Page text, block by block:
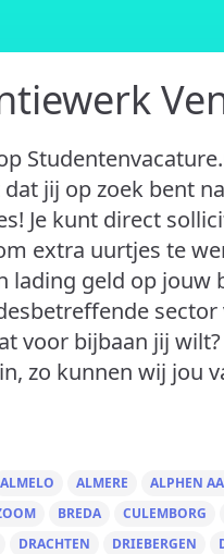
jij op zoek bent
Je kunt direct
extra uurtjes te
lading geld op jouw
voor bijbaan jij
zo kunnen wij jou
ALMELO ALMERE ALPHEN
BREDA CULEMBORG
DRACHTEN DRIEBERGEN